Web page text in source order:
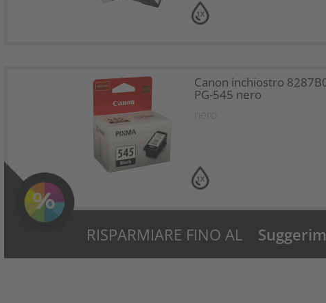
1X
1X
Canon inchiostro
PG-545 nero
nero
RISPARMIARE FINO AL